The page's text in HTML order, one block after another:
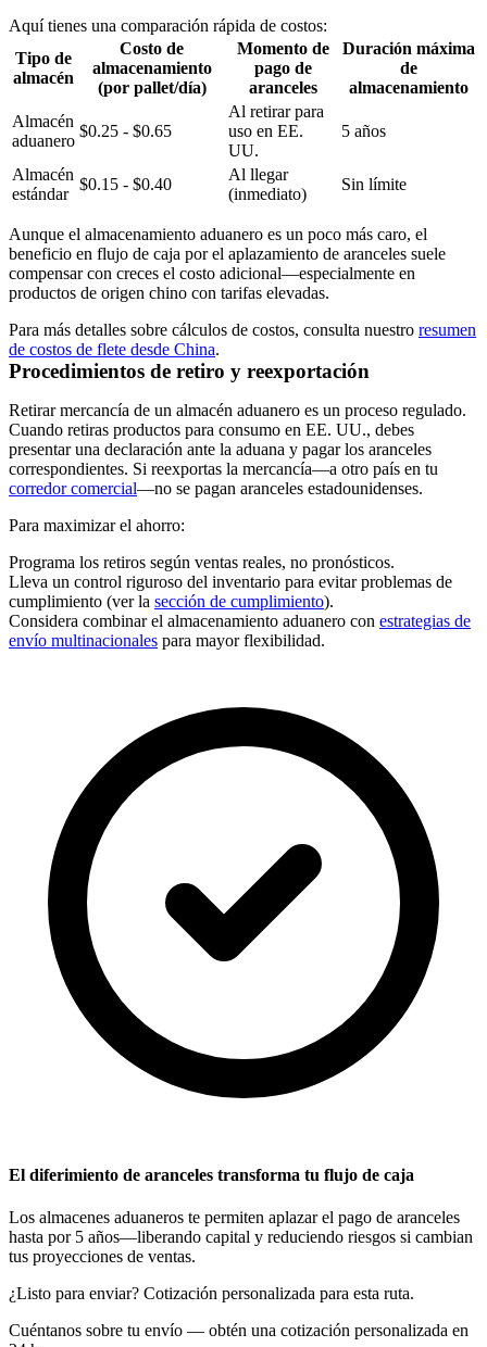
Aquí tienes una comparación rápida de costos:
Tipo de
almacén
Costo de
almacenamiento
(por pallet/día)
Momento de
pago de
aranceles
Duración máxima
de
almacenamiento
Almacén
aduanero
$0.25 - $0.65
Al retirar para
uso en EE.
UU.
5 años
Almacén
estándar
$0.15 - $0.40
Al llegar
(inmediato)
Sin límite
Aunque el almacenamiento aduanero es un poco más caro, el
beneficio en flujo de caja por el aplazamiento de aranceles suele
compensar con creces el costo adicional—especialmente en
productos de origen chino con tarifas elevadas.
Para más detalles sobre cálculos de costos, consulta nuestro resumen
de costos de flete desde China.
Procedimientos de retiro y reexportación
Retirar mercancía de un almacén aduanero es un proceso regulado.
Cuando retiras productos para consumo en EE. UU., debes
presentar una declaración ante la aduana y pagar los aranceles
correspondientes. Si reexportas la mercancía—a otro país en tu
corredor comercial—no se pagan aranceles estadounidenses.
Para maximizar el ahorro:
Programa los retiros según ventas reales, no pronósticos.
Lleva un control riguroso del inventario para evitar problemas de
cumplimiento (ver la sección de cumplimiento).
Considera combinar el almacenamiento aduanero con estrategias de
envío multinacionales para mayor flexibilidad.
El diferimiento de aranceles transforma tu flujo de caja
Los almacenes aduaneros te permiten aplazar el pago de aranceles
hasta por 5 años—liberando capital y reduciendo riesgos si cambian
tus proyecciones de ventas.
¿Listo para enviar? Cotización personalizada para esta ruta.
Cuéntanos sobre tu envío — obtén una cotización personalizada en